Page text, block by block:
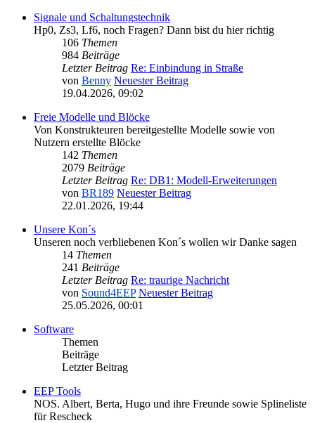
Signale und Schaltungstechnik
Hp0, Zs3, Lf6, noch Fragen? Dann bist du hier richtig
106 Themen
984 Beiträge
Letzter Beitrag Re: Einbindung in Straße
von Benny Neuester Beitrag
19.04.2026, 09:02
Freie Modelle und Blöcke
Von Konstrukteuren bereitgestellte Modelle sowie von
Nutzern erstellte Blöcke
142 Themen
2079 Beiträge
Letzter Beitrag Re: DB1: Modell-Erweiterungen
von BR189 Neuester Beitrag
22.01.2026, 19:44
Unsere Kon´s
Unseren noch verbliebenen Kon´s wollen wir Danke sagen
14 Themen
241 Beiträge
Letzter Beitrag Re: traurige Nachricht
von Sound4EEP Neuester Beitrag
25.05.2026, 00:01
Software
Themen
Beiträge
Letzter Beitrag
EEP Tools
NOS. Albert, Berta, Hugo und ihre Freunde sowie Splineliste
für Rescheck